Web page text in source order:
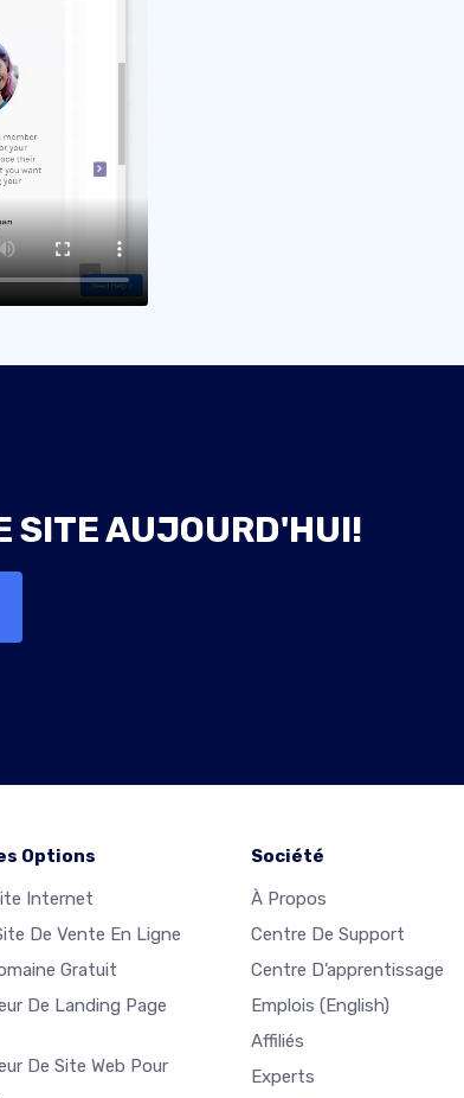
SITE AUJOURD'HUI!
Options
Internet
De Vente En Ligne
Gratuit
De Landing Page
De Site Web Pour
Société
À Propos
Centre De Support
Centre D’apprentissage
Emplois (English)
Affiliés
Experts